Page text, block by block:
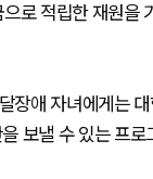
로 적립한 재원을
장애 자녀에게는
보낼 수 있는 프